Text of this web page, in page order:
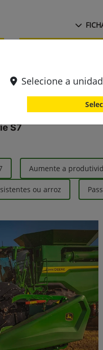
S7
Aumente a
ou arroz
Selecione a